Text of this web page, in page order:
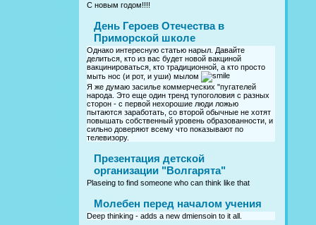
С новым годом!!!!
День Героев Отечества в
Приморской школе
Однако интересную статью нарыл. Давайте
делиться, кто из вас будет новой вакциной
вакцинироваться, кто традиционной, а кто просто
мыть нос (и рот, и уши) мылом
Я же думаю засилье коммерческих "пугателей
народа. Это еще один тренд тупоголовия с разных
сторон - с первой нехорошие люди ложью
пытаются заработать, со второй обычные не хотят
повышать собственный уровень образованности, и
сильно доверяют всему что показывают по
телевизору.
Презентация детской
организации "Волгарята"
Plaseing to find someone who can think like that
Молебен перед началом учения
Deep thinking - adds a new dmiensoin to it all.